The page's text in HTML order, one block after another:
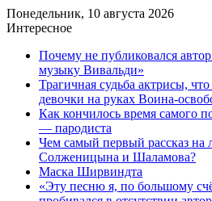
Понедельник, 10 августа 2026
Интересное
Почему не публиковался
музыку Вивальди»
Трагичная судьба актрисы,
девочки на руках Воина-
Как кончилось время самого
— пародиста
Чем самый первый рассказ на
Солженицына и Шаламова?
Маска Ширвиндта
«Эту песню я, по большому